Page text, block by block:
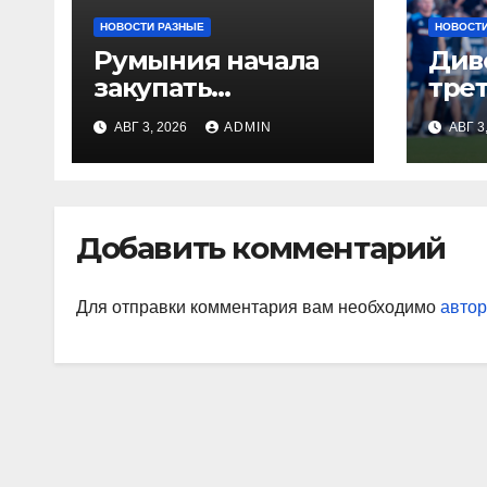
НОВОСТИ РАЗНЫЕ
Румыния начала
закупать
электроэнергию
на Украине из-за
дефицита
АВГ 3, 2026 ADMIN АВГ
Добавить комментарий
Для отправки комментария вам необходимо